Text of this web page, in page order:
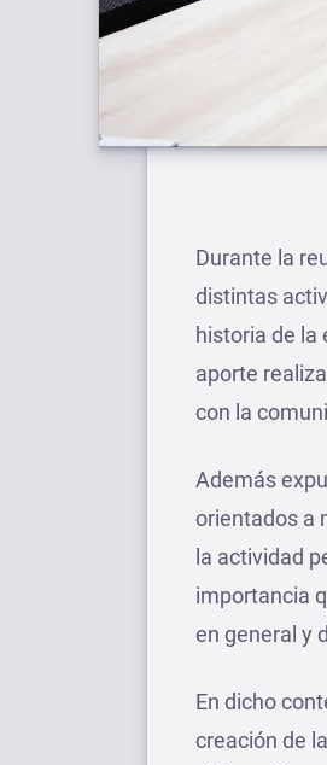
Durante la
distintas
historia de la
aporte
con la
Además
orientados a
la actividad
importancia
en general y
En dicho
creación de